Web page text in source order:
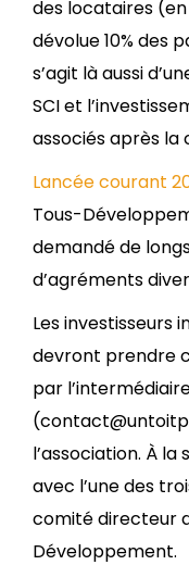
des locataires
dévolue 10% des
s’agit là aussi
SCI et
associés après la
Lancée courant
Tous-
demandé de
d’agréments
Les investisseurs
devront prendre
par
l’association. À
avec l’une des
comité directeur
Développement.